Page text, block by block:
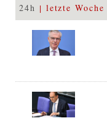
24h letzte Woche